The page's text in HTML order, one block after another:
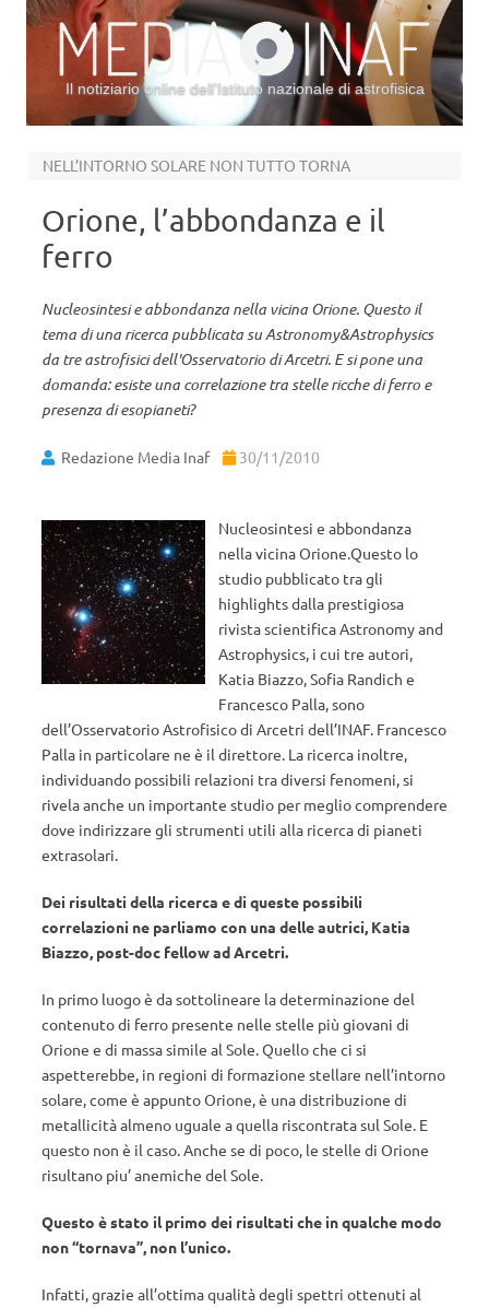
Il notiziario online dell’Istituto nazionale di astrofisica
NELL’INTORNO SOLARE NON TUTTO TORNA
Orione, l’abbondanza e il
ferro
Nucleosintesi e abbondanza nella vicina Orione. Questo il
tema di una ricerca pubblicata su Astronomy&Astrophysics
da tre astrofisici dell'Osservatorio di Arcetri. E si pone una
domanda: esiste una correlazione tra stelle ricche di ferro e
presenza di esopianeti?
Redazione Media Inaf 30/11/2010
Nucleosintesi e abbondanza
nella vicina Orione.Questo lo
studio pubblicato tra gli
highlights dalla prestigiosa
rivista scientifica Astronomy and
Astrophysics, i cui tre autori,
Katia Biazzo, Sofia Randich e
Francesco Palla, sono
dell’Osservatorio Astrofisico di Arcetri dell’INAF. Francesco
Palla in particolare ne è il direttore. La ricerca inoltre,
individuando possibili relazioni tra diversi fenomeni, si
rivela anche un importante studio per meglio comprendere
dove indirizzare gli strumenti utili alla ricerca di pianeti
extrasolari.
Dei risultati della ricerca e di queste possibili
correlazioni ne parliamo con una delle autrici, Katia
Biazzo, post-doc fellow ad Arcetri.
In primo luogo è da sottolineare la determinazione del
contenuto di ferro presente nelle stelle più giovani di
Orione e di massa simile al Sole. Quello che ci si
aspetterebbe, in regioni di formazione stellare nell’intorno
solare, come è appunto Orione, è una distribuzione di
metallicità almeno uguale a quella riscontrata sul Sole. E
questo non è il caso. Anche se di poco, le stelle di Orione
risultano piu’ anemiche del Sole.
Questo è stato il primo dei risultati che in qualche modo
non “tornava”, non l’unico.
Infatti, grazie all’ottima qualità degli spettri ottenuti al